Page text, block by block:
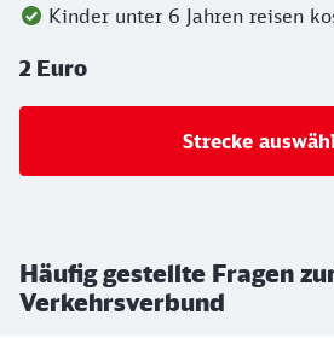
Kinder unter 6 Jahren reisen
2 Euro
Strecke
Häufig gestellte Fragen
Verkehrsverbund